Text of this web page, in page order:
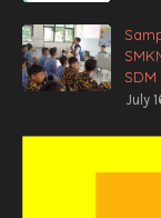
July